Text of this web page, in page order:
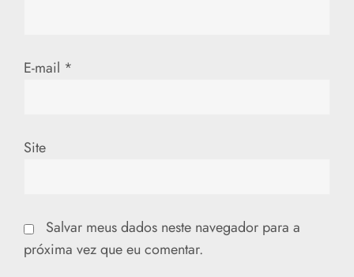
t
E-mail *
Site
Salvar meus dados neste navegador para a
próxima vez que eu comentar.